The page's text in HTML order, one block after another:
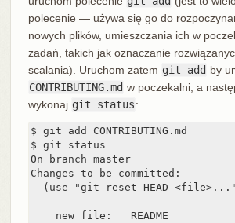
polecenie — używa się go do
nowych plików, umieszczania ich w
zadań, takich jak oznaczanie
scalania). Uruchom zatem git add by
CONTRIBUTING.md w poczekalni, a
wykonaj git status:
$ git add CONTRIBUTING.md
$ git status
On branch master
Changes to be committed:
(use "git reset HEAD
    new file:   README